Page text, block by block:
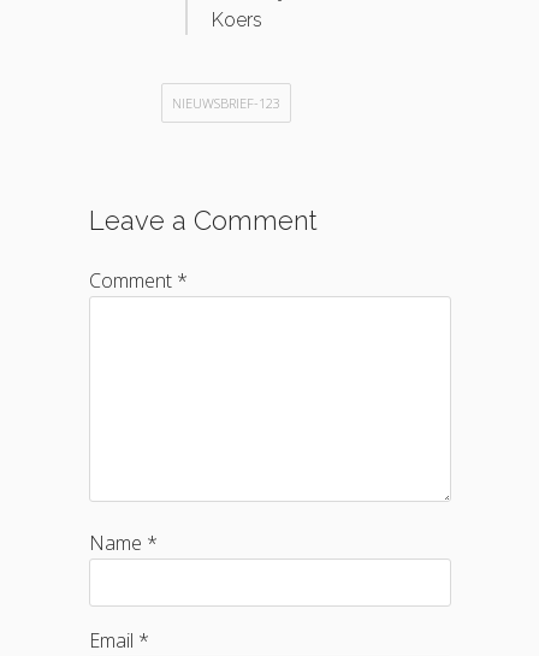
Koers
NIEUWSBRIEF-123
Leave a Comment
Comment *
Name *
Email *